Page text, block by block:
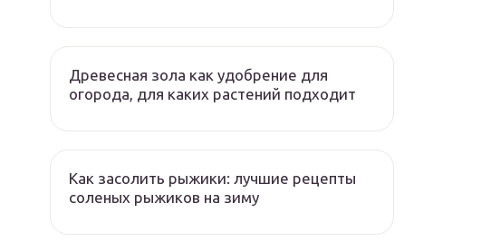
Древесная зола как удобрение для
огорода, для каких растений подходит
Как засолить рыжики: лучшие рецепты
соленых рыжиков на зиму